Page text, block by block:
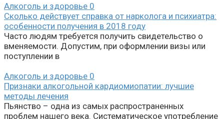
Алкоголь и здоровье 0
Сколько действует справка от нарколога и психиатра:
особенности получения в 2018 году
Часто людям требуется получить свидетельство о
вменяемости. Допустим, при оформлении визы или
поступлении в
Алкоголь и здоровье 0
Признаки алкогольной кардиомиопатии: лучшие
методы лечения
Пьянство – одна из самых распространенных
проблем нашего века. Систематическое употребление